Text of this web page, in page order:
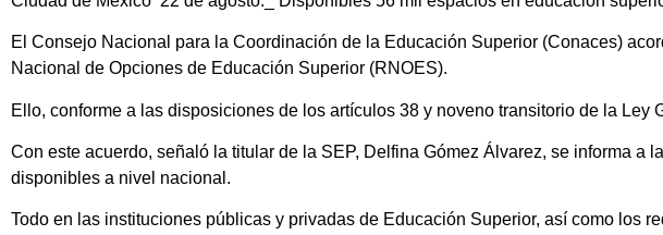
El Consejo Nacional para la Coordinación de la Educación Superior (Conaces)
Nacional de Opciones de Educación Superior (RNOES).
Ello, conforme a las disposiciones de los artículos 38 y noveno transitorio de la Ley
Con este acuerdo, señaló la titular de la SEP, Delfina Gómez Álvarez, se informa
disponibles a nivel nacional.
Todo en las instituciones públicas y privadas de Educación Superior, así como los